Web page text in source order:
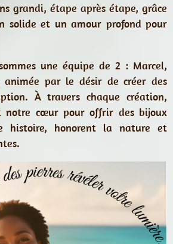
grandi, étape après étape, grâce
solide et un amour profond pour
une équipe de 2 : Marcel,
animée par le désir de créer des
À travers chaque création,
notre cœur pour offrir des bijoux
histoire, honorent la nature et